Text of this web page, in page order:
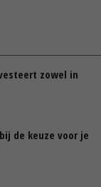
zowel in
de keuze voor je